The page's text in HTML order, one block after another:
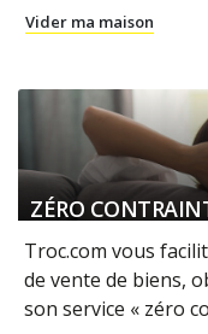
Vider ma maison
ZÉRO
Troc.com vous
de vente de biens,
son service « zéro